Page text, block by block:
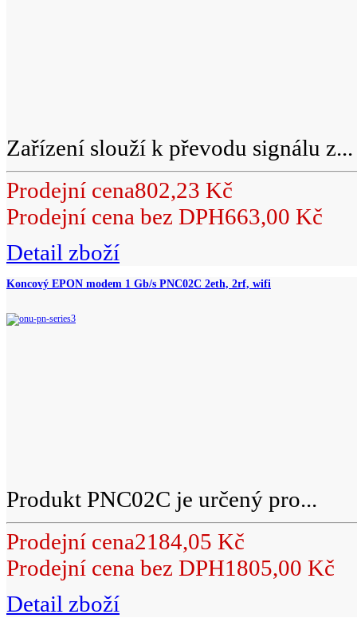
Zařízení slouží k převodu signálu z...
Prodejní cena802,23 Kč
Prodejní cena bez DPH663,00 Kč
Detail zboží
Koncový EPON modem 1 Gb/s PNC02C 2eth, 2rf, wifi
Produkt PNC02C je určený pro...
Prodejní cena2184,05 Kč
Prodejní cena bez DPH1805,00 Kč
Detail zboží